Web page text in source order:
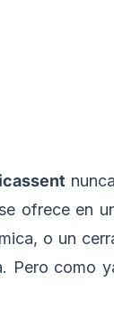
ofrece en
o un
Pero como